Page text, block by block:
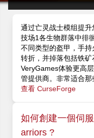
通过亡灵战士模组提
技场1各生物群落中徘
不同类型的盔甲，手
转折，并掉落包括铁
VeryGames体验更高
管提供商。非常适合那
查看 CurseForge
如何創建一個伺
arriors ?